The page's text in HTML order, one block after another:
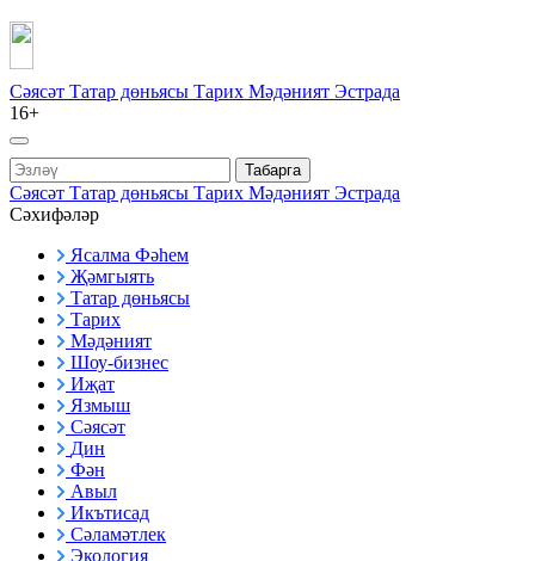
Сәясәт Татар дөньясы Тарих Мәдәният Эстрада
16+
Табарга
Сәясәт Татар дөньясы Тарих Мәдәният Эстрада
Сәхифәләр
Ясалма Фәһем
Җәмгыять
Татар дөньясы
Тарих
Мәдәният
Шоу-бизнес
Иҗат
Язмыш
Сәясәт
Дин
Фән
Авыл
Икътисад
Сәламәтлек
Экология